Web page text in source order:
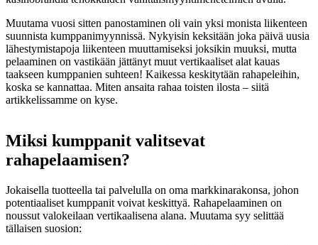
Muutama vuosi sitten panostaminen oli vain yksi monista liikenteen
suunnista kumppanimyynnissä. Nykyisin keksitään joka päivä uusia
lähestymistapoja liikenteen muuttamiseksi joksikin muuksi, mutta
pelaaminen on vastikään jättänyt muut vertikaaliset alat kauas
taakseen kumppanien suhteen! Kaikessa keskitytään rahapeleihin,
koska se kannattaa. Miten ansaita rahaa toisten ilosta – siitä
artikkelissamme on kyse.
Miksi kumppanit valitsevat
rahapelaamisen?
Jokaisella tuotteella tai palvelulla on oma markkinarakonsa, johon
potentiaaliset kumppanit voivat keskittyä. Rahapelaaminen on
noussut valokeilaan vertikaalisena alana. Muutama syy selittää
tällaisen suosion: